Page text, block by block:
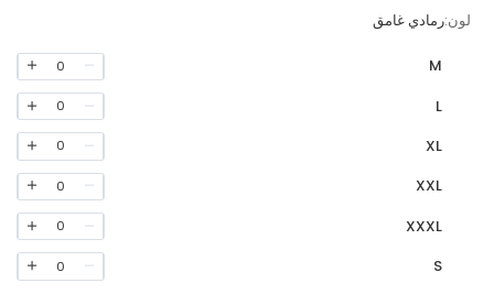
لون:رمادي غامق
M
0
L
0
XL
0
XXL
0
XXXL
0
S
0